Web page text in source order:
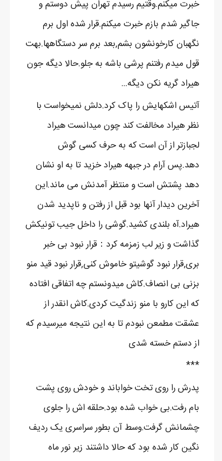
خبرت میکنم.وقتیم رسیدم تهران پیش دوستم و
جاگیر شدم بازم خبرت میکنم.قرار شده اول برم
نگهبان کارخونشون بشم,بعد برم سر دستگاهها.بهت
قول میدم رفتنم پرشی باشه به جلو.حالا دیگه جون
هیراد گریه نکن دیگه...
آتیس اشکهایش را پاک کرد.دلش نمیخواست با
نظر هیراد مخالفت کند چون میدانست هیراد
لجبازتر از آن است که به حرف کسی گوش
دهد.پس آرام در جبهه هیراد خزید تا به او نشان
دهد پشتش است و منتظر آمدنش می ماند.این
آخرین دیدار آنها بود قبل از رفتن و ناپدید شدن
هیراد.آه بلندی کشید.گوشی را داخل جیب تونیکش
گذاشت و زیر لب زمزمه کرد：قرار نبود بی خبر
بری,قرار نبود گوشیتو خاموش کنی,قرار نبود قید منو
بزنی بی انصاف.کاش میدونستم چه اتفاقی افتاده
که این کارو با منو زندگیت کردی.کاش انقدر از
عشقت مطمعن نبودم تا به این نتیجه میرسیدم که
از دستم خسته شدی
***
پدرش را روی تخت خواباند و خودش روی پشت
بام رفت.بی خواب شده بود.حلقه اش را جلوی
چشمانش گرفت.وسط آن بطور سراسری یک ردیف
نگین کار شده بود که حالا داشتند زیر نور ماه